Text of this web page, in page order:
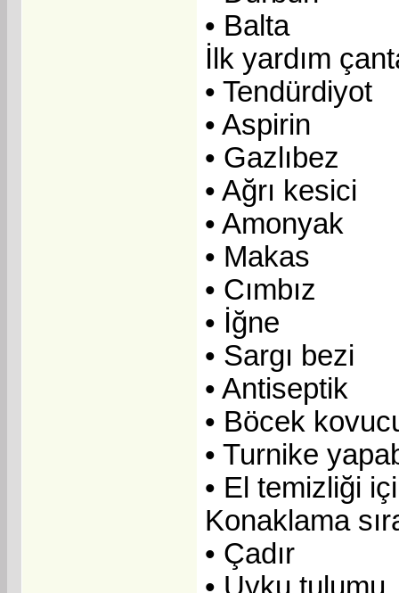
• Balta
İlk yardım
• Tendürdiyot
• Aspirin
• Gazlıbez
• Ağrı kesici
• Amonyak
• Makas
• Cımbız
• İğne
• Sargı bezi
• Antiseptik
• Böcek
• Turnike
• El temizliği
Konaklama
• Çadır